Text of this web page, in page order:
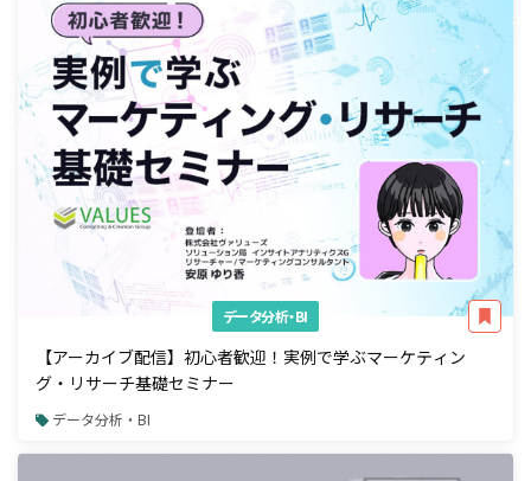
データ分析・BI
【アーカイブ配信】初心者歓迎！実例で学ぶマーケティン
グ・リサーチ基礎セミナー
データ分析・BI